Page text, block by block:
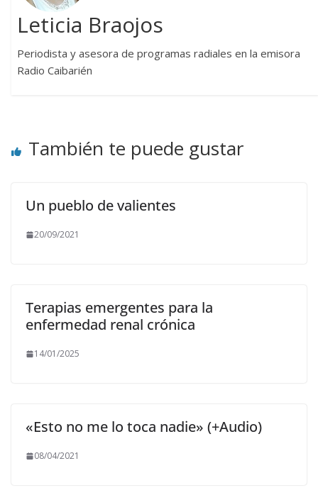
Leticia Braojos
Periodista y asesora de programas radiales en la emisora
Radio Caibarién
También te puede gustar
Un pueblo de valientes
20/09/2021
Terapias emergentes para la
enfermedad renal crónica
14/01/2025
«Esto no me lo toca nadie» (+Audio)
08/04/2021